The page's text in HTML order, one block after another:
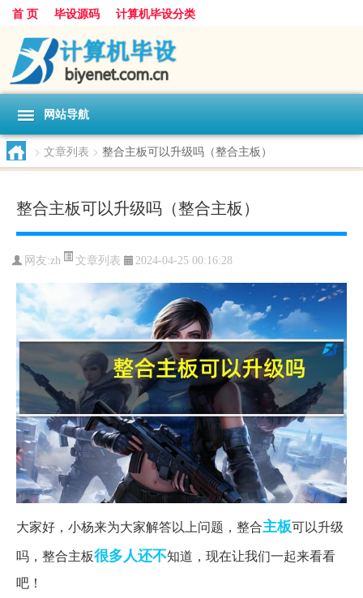
首 页 毕设源码 计算机毕设分类
网站导航
> 文章列表 > 整合主板可以升级吗（整合主板）
整合主板可以升级吗（整合主板）
网友:zh 文章列表 2024-04-25 00:16:28
大家好，小杨来为大家解答以上问题，整合主板可以升级
吗，整合主板很多人还不知道，现在让我们一起来看看
吧！